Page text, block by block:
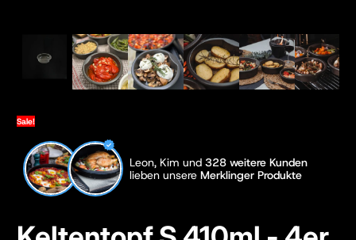
Sale!
Leon, Kim und 328 weitere Kunden
lieben unsere Merklinger Produkte